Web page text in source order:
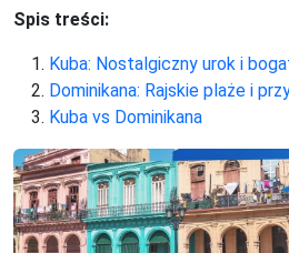
Spis treści:
Kuba: Nostalgiczny urok i
Dominikana: Rajskie plaże i
Kuba vs Dominikana